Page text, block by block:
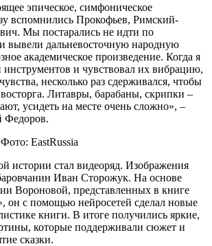
эпическое, симфоническое
вспомнились Прокофьев, Римский-
Мы постарались не идти по
вывели дальневосточную народную
академическое произведение. Когда я
инструментов и чувствовал их вибрацию,
несколько раз сдерживался, чтобы
восторга. Литавры, барабаны, скрипки –
усидеть на месте очень сложно», –
Федоров.
EastRussia
истории стал видеоряд. Изображения
Иван Сторожук. На основе
Вороновой, представленных в книге
он с помощью нейросетей сделал новые
книги. В итоге получились яркие,
которые поддерживали сюжет и
сказки.